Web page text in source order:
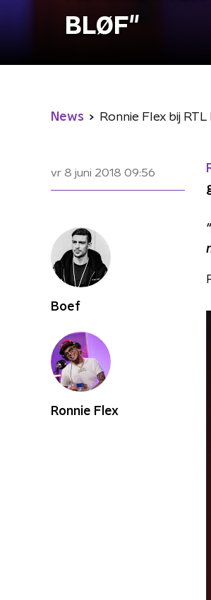
BLØF"
News Ronnie Flex bij
vr 8 juni 2018 09:56
Boef
Ronnie Flex